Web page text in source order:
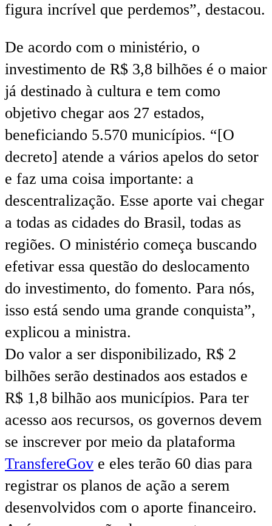
figura incrível que perdemos”, destacou.
De acordo com o ministério, o
investimento de R$ 3,8 bilhões é o maior
já destinado à cultura e tem como
objetivo chegar aos 27 estados,
beneficiando 5.570 municípios. “[O
decreto] atende a vários apelos do setor
e faz uma coisa importante: a
descentralização. Esse aporte vai chegar
a todas as cidades do Brasil, todas as
regiões. O ministério começa buscando
efetivar essa questão do deslocamento
do investimento, do fomento. Para nós,
isso está sendo uma grande conquista”,
explicou a ministra.
Do valor a ser disponibilizado, R$ 2
bilhões serão destinados aos estados e
R$ 1,8 bilhão aos municípios. Para ter
acesso aos recursos, os governos devem
se inscrever por meio da plataforma
TransfereGov e eles terão 60 dias para
registrar os planos de ação a serem
desenvolvidos com o aporte financeiro.